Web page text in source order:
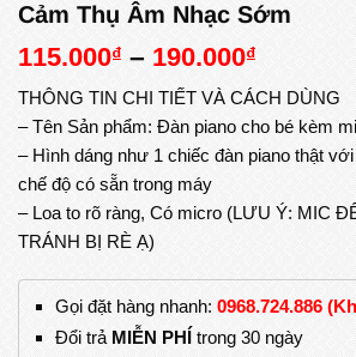
Cảm Thụ Âm Nhạc Sớm
115.000₫ – 190.000₫
THÔNG TIN CHI TIẾT VÀ CÁCH DÙNG
– Tên Sản phẩm: Đàn piano cho bé kèm
– Hình dáng như 1 chiếc đàn piano thật
chế độ có sẵn trong máy
– Loa to rõ ràng, Có micro (LƯU Ý: MIC
TRÁNH BỊ RÈ Ạ)
Gọi đặt hàng nhanh: 0968.724.886
Đổi trảMIỄN PHÍtrong 30 ngày